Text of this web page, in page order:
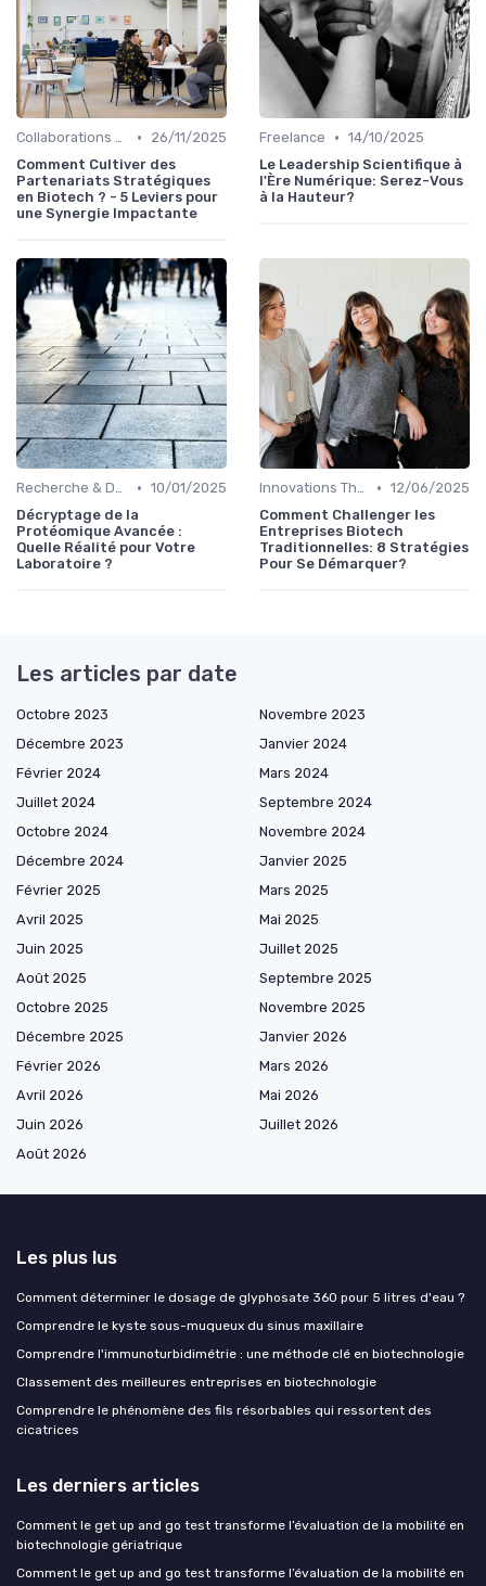
Collaborations & Partenariats •
26/11/2025
Comment Cultiver des
Partenariats Stratégiques
en Biotech ? - 5 Leviers pour
une Synergie Impactante
Freelance • 14/10/2025
Le Leadership Scientifique à
l'Ère Numérique: Serez-Vous
à la Hauteur?
Recherche & Développement • 10/01/2025
Décryptage de la
Protéomique Avancée :
Quelle Réalité pour Votre
Laboratoire ?
Innovations Thérapeutiques • 12/06/2025
Comment Challenger les
Entreprises Biotech
Traditionnelles: 8 Stratégies
Pour Se Démarquer?
Les articles par date
Octobre 2023
Novembre 2023
Décembre 2023
Janvier 2024
Février 2024
Mars 2024
Juillet 2024
Septembre 2024
Octobre 2024
Novembre 2024
Décembre 2024
Janvier 2025
Février 2025
Mars 2025
Avril 2025
Mai 2025
Juin 2025
Juillet 2025
Août 2025
Septembre 2025
Octobre 2025
Novembre 2025
Décembre 2025
Janvier 2026
Février 2026
Mars 2026
Avril 2026
Mai 2026
Juin 2026
Juillet 2026
Août 2026
Les plus lus
Comment déterminer le dosage de glyphosate 360 pour 5 litres d'eau ?
Comprendre le kyste sous-muqueux du sinus maxillaire
Comprendre l'immunoturbidimétrie : une méthode clé en biotechnologie
Classement des meilleures entreprises en biotechnologie
Comprendre le phénomène des fils résorbables qui ressortent des
cicatrices
Les derniers articles
Comment le get up and go test transforme l’évaluation de la mobilité en
biotechnologie gériatrique
Comment le get up and go test transforme l’évaluation de la mobilité en